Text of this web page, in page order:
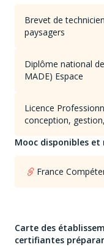
Brevet de
paysagers
Diplôme national
MADE) Espace
Licence
conception,
Mooc disponibles et
France
Carte des
certifiantes